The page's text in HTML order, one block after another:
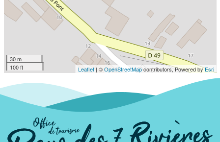
30 m
100 ft
Leaflet| ©OpenStreetMapcontributors, Powered byEsri